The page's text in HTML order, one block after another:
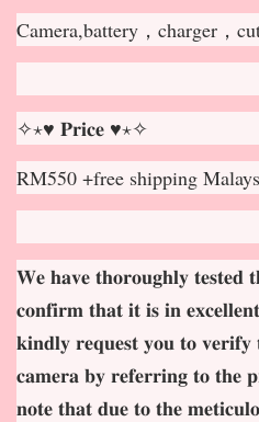
Camera,battery，charger，
✧⋆♥ 𝐏𝐫𝐢𝐜𝐞 ♥⋆✧
RM550 +free shipping
𝐖𝐞 𝐡𝐚𝐯𝐞 𝐭𝐡𝐨𝐫𝐨𝐮𝐠𝐡𝐥𝐲 𝐭𝐞𝐬𝐭𝐞𝐝
𝐜𝐨𝐧𝐟𝐢𝐫𝐦 𝐭𝐡𝐚𝐭 𝐢𝐭 𝐢𝐬 𝐢𝐧
𝐤𝐢𝐧𝐝𝐥𝐲 𝐫𝐞𝐪𝐮𝐞𝐬𝐭 𝐲𝐨𝐮 𝐭𝐨 𝐯𝐞𝐫𝐢𝐟𝐲
𝐜𝐚𝐦𝐞𝐫𝐚 𝐛𝐲 𝐫𝐞𝐟𝐞𝐫𝐫𝐢𝐧𝐠 𝐭𝐨 𝐭𝐡𝐞
𝐧𝐨𝐭𝐞 𝐭𝐡𝐚𝐭 𝐝𝐮𝐞 𝐭𝐨 𝐭𝐡𝐞